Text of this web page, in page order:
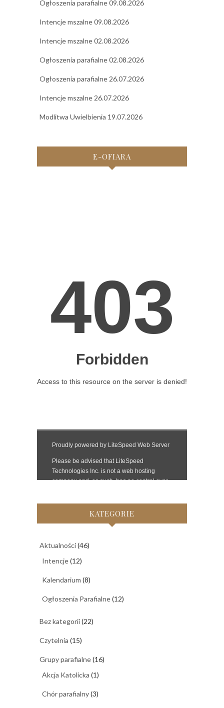
Ogłoszenia parafialne 09.08.2026
Intencje mszalne 09.08.2026
Intencje mszalne 02.08.2026
Ogłoszenia parafialne 02.08.2026
Ogłoszenia parafialne 26.07.2026
Intencje mszalne 26.07.2026
Modlitwa Uwielbienia 19.07.2026
E-OFIARA
KATEGORIE
Aktualności(46)
Intencje(12)
Kalendarium (8)
Ogłoszenia Parafialne(12)
Bez kategorii(22)
Czytelnia (15)
Grupy parafialne(16)
Akcja Katolicka (1)
Chór parafialny(3)